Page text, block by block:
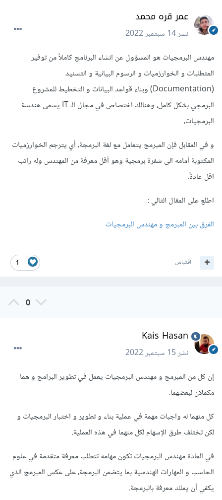
عمر قره محمد
نشر14 سبتمبر 2022
مهندس البرمجيات هو المسؤول عن انشاء البرنامج كاملاً من توفير
المتطلبات و الخوارزميات و الرسوم البيانية و التسنيد
(Documentation) وبناء قواعد البيانات و التخطيط للمشروع
البرمجي بشكل كامل، وهنالك اختصاص في مجال الـ IT يسمى هندسة
البرمجيات،
و في المقابل فإن المبرمج يتعامل مع لغة البرمجة، أي يترجم الخوارزميات
المكتوبة أمامه الى شفرة برمجية وهو أقل معرفة من المهندس وله راتب
اقل عادةً.
اطلع على المقال التالي :
الفرق بين المبرمج و مهندس البرمجيات
1 اقتباس
0
Kais Hasan
نشر15 سبتمبر 2022
إن كل من المبرمج و مهندس البرمجيات يعمل في تطوير البرامج و هما
مكملان لبعضهما.
كل منهما له واجبات مهمة في عملية بناء و تطوير و اختبار البرمجيات و
لكن تختلف طرق الإسهام لكل منهما في هذه العملية.
في العادة مهندس البرمجيات تكون مهامه تتطلب معرفة متقدمة في علوم
الحاسب و المهارات الهندسية بما يتضمن البرمجة، على عكس المبرمج الذي
يكفي أن يملك معرفة بالبرمجة.